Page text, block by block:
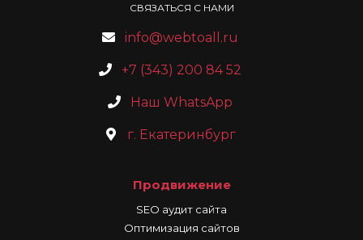
СВЯЗАТЬСЯ С НАМИ
info@webtoall.ru
+7 (343) 200 84 52
Наш WhatsApp
г. Екатеринбург
Продвижение
SEO аудит сайта
Оптимизация сайтов